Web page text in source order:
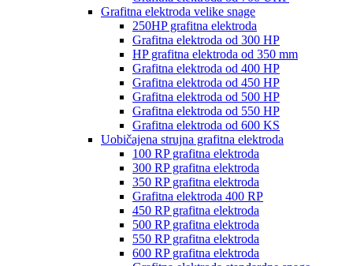
Grafitna elektroda velike snage
250HP grafitna elektroda
Grafitna elektroda od 300 HP
HP grafitna elektroda od 350 mm
Grafitna elektroda od 400 HP
Grafitna elektroda od 450 HP
Grafitna elektroda od 500 HP
Grafitna elektroda od 550 HP
Grafitna elektroda od 600 KS
Uobičajena strujna grafitna elektroda
100 RP grafitna elektroda
300 RP grafitna elektroda
350 RP grafitna elektroda
Grafitna elektroda 400 RP
450 RP grafitna elektroda
500 RP grafitna elektroda
550 RP grafitna elektroda
600 RP grafitna elektroda